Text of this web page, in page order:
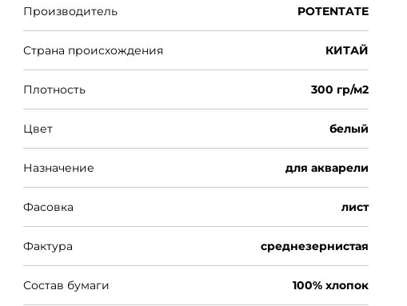
Производитель POTENTATE
Страна происхождения КИТАЙ
Плотность 300 гр/м2
Цвет белый
Назначение для акварели
Фасовка лист
Фактура среднезернистая
Состав бумаги 100% хлопок